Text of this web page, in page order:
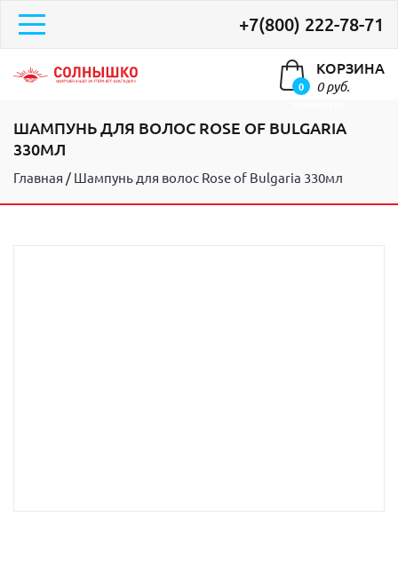
+7(800) 222-78-71
0
КОРЗИНА
0 руб.
ШАМПУНЬ ДЛЯ ВОЛОС ROSE OF BULGARIA
330МЛ
Главная Шампунь для волос Rose of Bulgaria 330мл